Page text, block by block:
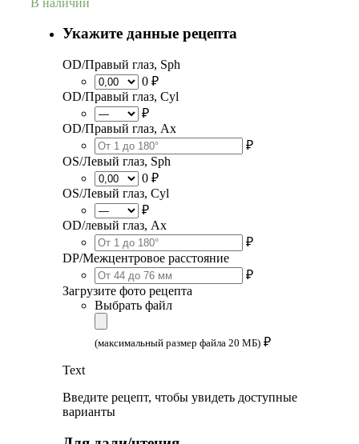
Укажите данные рецепта
OD/Правый глаз, Sph
0 ₽
OD/Правый глаз, Cyl
₽
OD/Правый глаз, Ax
₽
OS/Левый глаз, Sph
0 ₽
OS/Левый глаз, Cyl
₽
OD/левый глаз, Ax
₽
DP/Межцентровое расстояние
₽
Загрузите фото рецепта
Выбрать файл
(максимальный размер файла 20 МБ) ₽
Text
Введите рецепт, чтобы увидеть доступные
варианты